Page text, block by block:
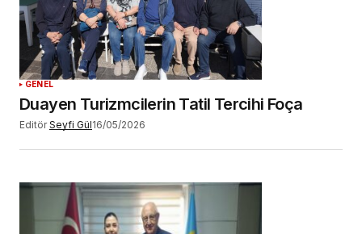
GENEL
Duayen Turizmcilerin Tatil Tercihi Foça
Editör Seyfi Gül16/05/2026